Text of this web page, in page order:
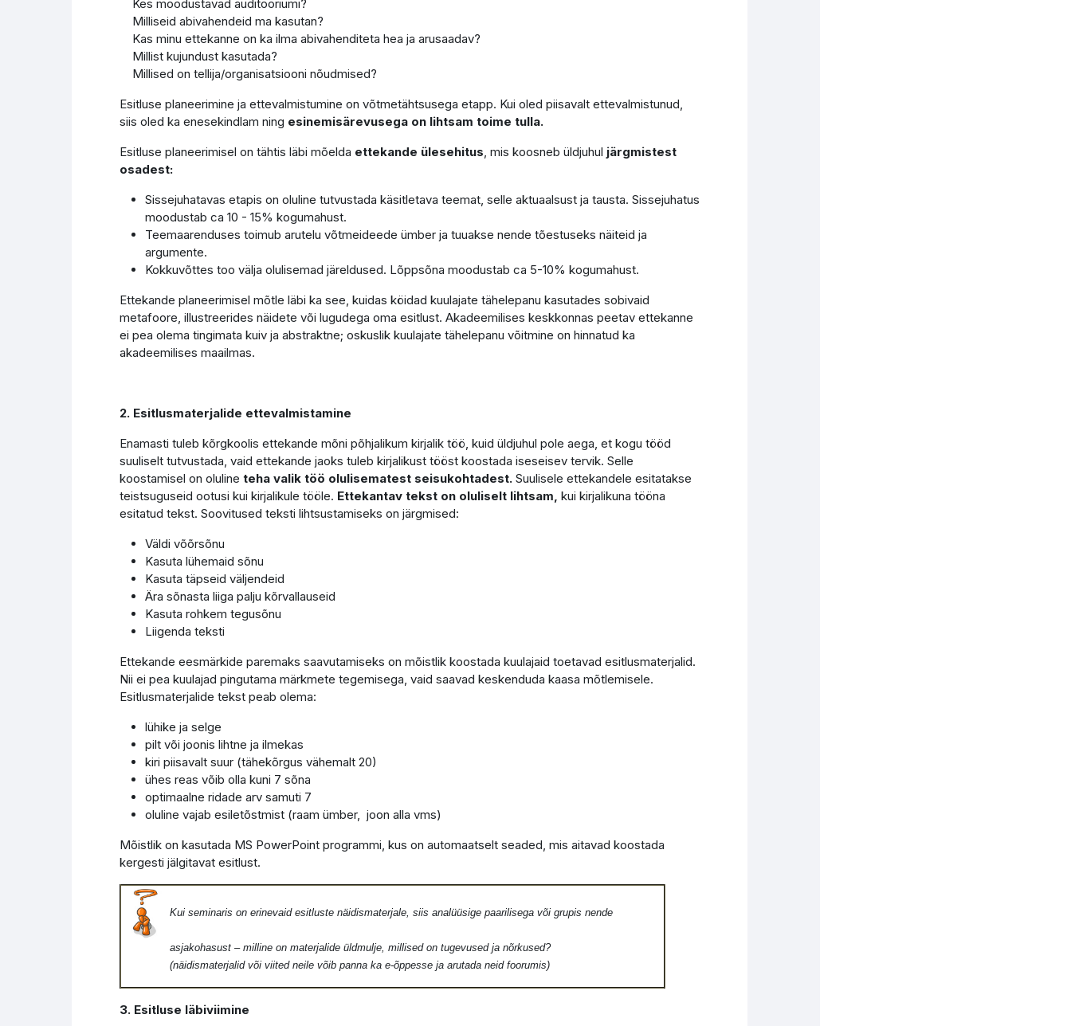
Kes moodustavad auditooriumi?
Milliseid abivahendeid ma kasutan?
Kas minu ettekanne on ka ilma abivahenditeta hea ja arusaadav?
Millist kujundust kasutada?
Millised on tellija/organisatsiooni nõudmised?
Esitluse planeerimine ja ettevalmistumine on võtmetähtsusega etapp. Kui oled piisavalt ettevalmistunud,
siis oled ka enesekindlam ning esinemisärevusega on lihtsam toime tulla.
Esitluse planeerimisel on tähtis läbi mõelda ettekande ülesehitus, mis koosneb üldjuhul järgmistest
osadest:
Sissejuhatavas etapis on oluline tutvustada käsitletava teemat, selle aktuaalsust ja tausta. Sissejuhatus
moodustab ca 10 - 15% kogumahust.
Teemaarenduses toimub arutelu võtmeideede ümber ja tuuakse nende tõestuseks näiteid ja
argumente.
Kokkuvõttes too välja olulisemad järeldused. Lõppsõna moodustab ca 5-10% kogumahust.
Ettekande planeerimisel mõtle läbi ka see, kuidas köidad kuulajate tähelepanu kasutades sobivaid
metafoore, illustreerides näidete või lugudega oma esitlust. Akadeemilises keskkonnas peetav ettekanne
ei pea olema tingimata kuiv ja abstraktne; oskuslik kuulajate tähelepanu võitmine on hinnatud ka
akadeemilises maailmas.
2. Esitlusmaterjalide ettevalmistamine
Enamasti tuleb kõrgkoolis ettekande mõni põhjalikum kirjalik töö, kuid üldjuhul pole aega, et kogu tööd
suuliselt tutvustada, vaid ettekande jaoks tuleb kirjalikust tööst koostada iseseisev tervik. Selle
koostamisel on oluline teha valik töö olulisematest seisukohtadest.Suulisele ettekandele esitatakse
teistsuguseid ootusi kui kirjalikule tööle. Ettekantav tekst on oluliselt lihtsam, kui kirjalikuna tööna
esitatud tekst. Soovitused teksti lihtsustamiseks on järgmised:
Väldi võõrsõnu
Kasuta lühemaid sõnu
Kasuta täpseid väljendeid
Ära sõnasta liiga palju kõrvallauseid
Kasuta rohkem tegusõnu
Liigenda teksti
Ettekande eesmärkide paremaks saavutamiseks on mõistlik koostada kuulajaid toetavad esitlusmaterjalid.
Nii ei pea kuulajad pingutama märkmete tegemisega, vaid saavad keskenduda kaasa mõtlemisele.
Esitlusmaterjalide tekst peab olema:
lühike ja selge
pilt või joonis lihtne ja ilmekas
kiri piisavalt suur (tähekõrgus vähemalt 20)
ühes reas võib olla kuni 7 sõna
optimaalne ridade arv samuti 7
oluline vajab esiletõstmist (raam ümber, joon alla vms)
Mõistlik on kasutada MS PowerPoint programmi, kus on automaatselt seaded, mis aitavad koostada
kergesti jälgitavat esitlust.
Kui seminaris on erinevaid esitluste näidismaterjale, siis analüüsige paarilisega või grupis nende
asjakohasust – milline on materjalide üldmulje, millised on tugevused ja nõrkused?
(näidismaterjalid või viited neile võib panna ka e-õppesse ja arutada neid foorumis)
3. Esitluse läbiviimine